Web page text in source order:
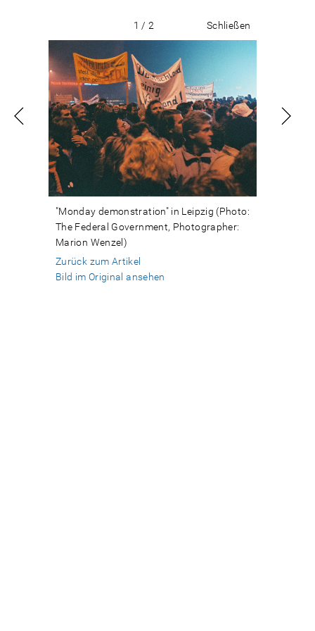
1 / 2 Schließen
"Monday demonstration" in Leipzig (Photo:
The Federal Government, Photographer:
Marion Wenzel)
Zurück zum Artikel
Bild im Original ansehen